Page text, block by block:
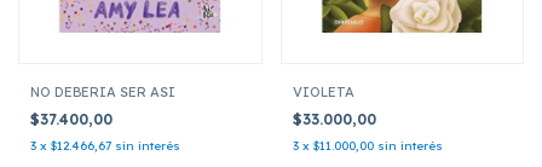
NO DEBERIA SER ASI
$37.400,00
3 x $12.466,67 sin interés
VIOLETA
$33.000,00
3 x $11.000,00 sin interés